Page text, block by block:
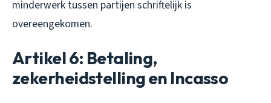
minderwerk tussen partijen schriftelijk is
overeengekomen.
Artikel 6: Betaling,
zekerheidstelling en Incasso